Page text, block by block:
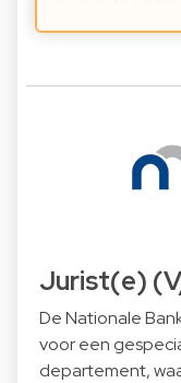
Jurist(e)
De Nationale
voor een
departement,